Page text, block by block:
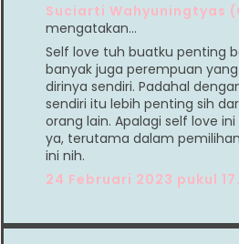
Suciarti Wahyuningtyas
mengatakan…
Self love tuh buatku penting
banyak juga perempuan
dirinya sendiri. Padahal
sendiri itu lebih penting sih
orang lain. Apalagi self love
ya, terutama dalam
ini nih.
24 Februari 2023 pukul